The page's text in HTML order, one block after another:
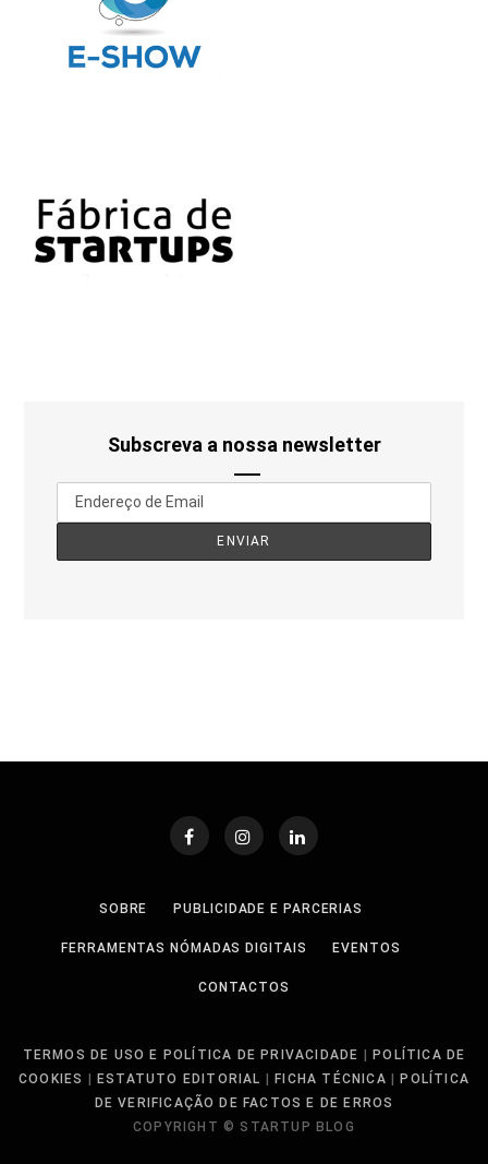
Subscreva a nossa newsletter
SOBRE PUBLICIDADE E PARCERIAS
FERRAMENTAS NÓMADAS DIGITAIS EVENTOS
CONTACTOS
TERMOS DE USO E POLÍTICA DE PRIVACIDADE
POLÍTICA DE
COOKIES
ESTATUTO EDITORIAL FICHA TÉCNICA
POLÍTICA
DE VERIFICAÇÃO DE FACTOS E DE ERROS
COPYRIGHT © STARTUP BLOG